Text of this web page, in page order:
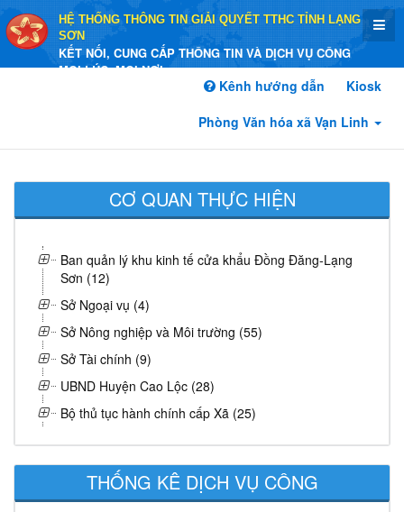
HỆ THỐNG THÔNG TIN GIẢI QUYẾT TTHC TỈNH LẠNG
SƠN
KẾT NỐI, CUNG CẤP THÔNG TIN VÀ DỊCH VỤ CÔNG
MỌI LÚC, MỌI NƠI
Kênh hướng dẫn
Kiosk
Phòng Văn hóa xã Vạn Linh
CƠ QUAN THỰC HIỆN
Ban quản lý khu kinh tế cửa khẩu Đồng Đăng-Lạng
Sơn (12)
Sở Ngoại vụ (4)
Sở Nông nghiệp và Môi trường (55)
Sở Tài chính (9)
UBND Huyện Cao Lộc (28)
Bộ thủ tục hành chính cấp Xã (25)
THỐNG KÊ DỊCH VỤ CÔNG